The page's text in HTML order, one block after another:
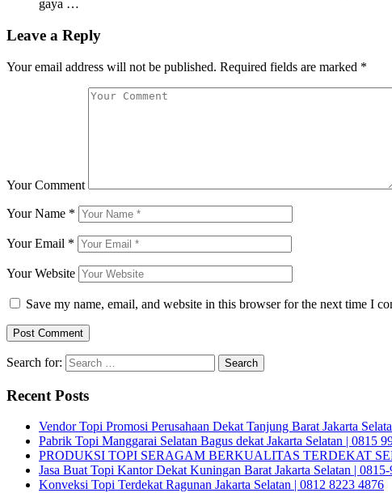
gaya …
Leave a Reply
Your email address will not be published. Required fields are marked *
Your Comment
Your Name *
Your Email *
Your Website
Save my name, email, and website in this browser for the next time I
Search for:
Recent Posts
Vendor Topi Promosi Perusahaan Dekat Tanjung Barat Jakarta
Pabrik Topi Manggarai Selatan Bagus dekat Jakarta Selatan | 0815
PRODUKSI TOPI SERAGAM BERKUALITAS TERDEKAT
Jasa Buat Topi Kantor Dekat Kuningan Barat Jakarta Selatan |
Konveksi Topi Terdekat Ragunan Jakarta Selatan | 0812 8223 4876